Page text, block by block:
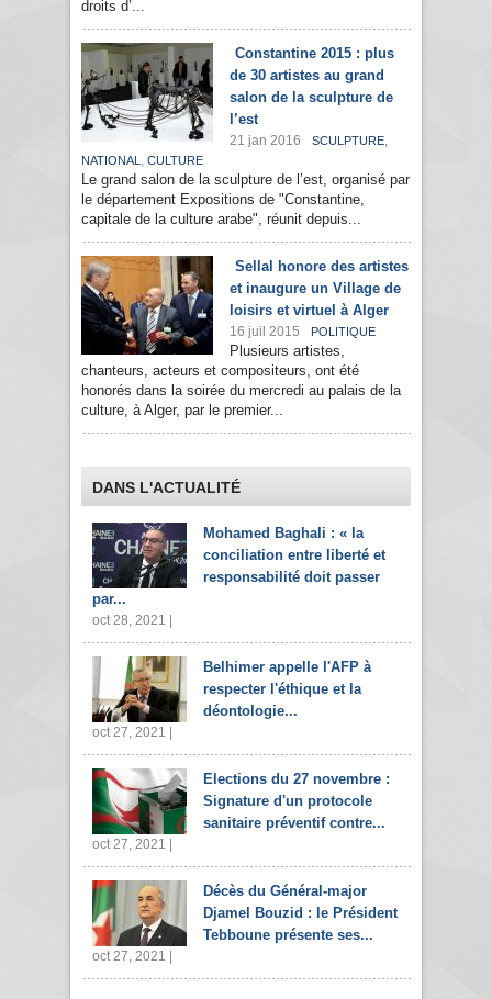
droits d’...
Constantine 2015 : plus
de 30 artistes au grand
salon de la sculpture de
l’est
21 jan 2016 SCULPTURE,
NATIONAL , CULTURE
Le grand salon de la sculpture de l’est, organisé par
le département Expositions de "Constantine,
capitale de la culture arabe", réunit depuis...
Sellal honore des artistes
et inaugure un Village de
loisirs et virtuel à Alger
16 juil 2015 POLITIQUE
Plusieurs artistes,
chanteurs, acteurs et compositeurs, ont été
honorés dans la soirée du mercredi au palais de la
culture, à Alger, par le premier...
DANS L'ACTUALITÉ
Mohamed Baghali : « la
conciliation entre liberté et
responsabilité doit passer
par...
oct 28, 2021 |
Belhimer appelle l'AFP à
respecter l'éthique et la
déontologie...
oct 27, 2021 |
Elections du 27 novembre :
Signature d'un protocole
sanitaire préventif contre...
oct 27, 2021 |
Décès du Général-major
Djamel Bouzid : le Président
Tebboune présente ses...
oct 27, 2021 |